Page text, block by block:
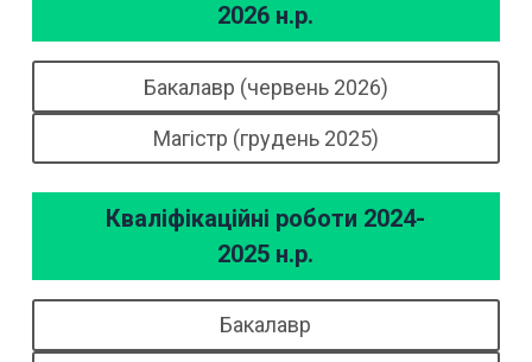
2026 н.р.
Бакалавр (червень 2026)
Магістр (грудень 2025)
Кваліфікаційні роботи 2024-
2025 н.р.
Бакалавр